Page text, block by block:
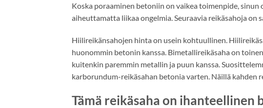
Koska poraaminen betoniin on vaikea toimenpide,
aiheuttamatta liikaa ongelmia. Seuraavia reikäsahoja on
Hiilireikänsahojen hinta on usein kohtuullinen.
huonommin betonin kanssa. Bimetallireikäsaha on
kuitenkin paremmin metallin ja puun kanssa.
karborundum-reikäsahan betonia varten. Näillä kahden
Tämä reikäsaha on ihanteellinen